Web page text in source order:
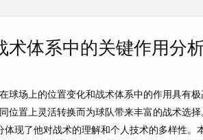
体系中的关键作用分
球场上的位置变化和战术体系中的作用具有
位置上灵活转换而为球队带来丰富的战术选
现了他对战术的理解和个人技术的多样性。